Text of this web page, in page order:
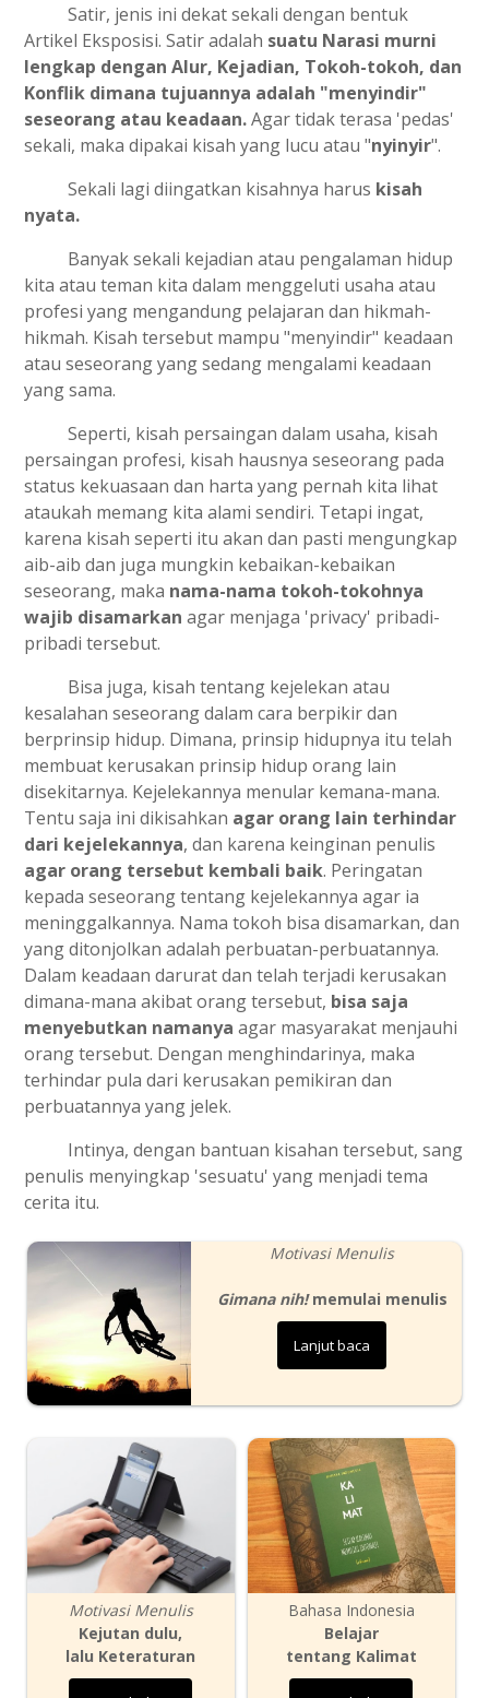
Satir, jenis ini dekat sekali dengan bentuk
Artikel Eksposisi. Satir adalah suatu Narasi murni
lengkap dengan Alur, Kejadian, Tokoh-tokoh, dan
Konflik dimana tujuannya adalah "menyindir"
seseorang atau keadaan.Agar tidak terasa 'pedas'
sekali, maka dipakai kisah yang lucu atau "nyinyir".
Sekali lagi diingatkan kisahnya harus kisah
nyata.
Banyak sekali kejadian atau pengalaman hidup
kita atau teman kita dalam menggeluti usaha atau
profesi yang mengandung pelajaran dan hikmah-
hikmah. Kisah tersebut mampu "menyindir" keadaan
atau seseorang yang sedang mengalami keadaan
yang sama.
Seperti, kisah persaingan dalam usaha, kisah
persaingan profesi, kisah hausnya seseorang pada
status kekuasaan dan harta yang pernah kita lihat
ataukah memang kita alami sendiri. Tetapi ingat,
karena kisah seperti itu akan dan pasti mengungkap
aib-aib dan juga mungkin kebaikan-kebaikan
seseorang, maka nama-nama tokoh-tokohnya
wajib disamarkan agar menjaga 'privacy' pribadi-
pribadi tersebut.
Bisa juga, kisah tentang kejelekan atau
kesalahan seseorang dalam cara berpikir dan
berprinsip hidup. Dimana, prinsip hidupnya itu telah
membuat kerusakan prinsip hidup orang lain
disekitarnya. Kejelekannya menular kemana-mana.
Tentu saja ini dikisahkan agar orang lain terhindar
dari kejelekannya, dan karena keinginan penulis
agar orang tersebut kembali baik. Peringatan
kepada seseorang tentang kejelekannya agar ia
meninggalkannya. Nama tokoh bisa disamarkan, dan
yang ditonjolkan adalah perbuatan-perbuatannya.
Dalam keadaan darurat dan telah terjadi kerusakan
dimana-mana akibat orang tersebut, bisa saja
menyebutkan namanya agar masyarakat menjauhi
orang tersebut. Dengan menghindarinya, maka
terhindar pula dari kerusakan pemikiran dan
perbuatannya yang jelek.
Intinya, dengan bantuan kisahan tersebut, sang
penulis menyingkap 'sesuatu' yang menjadi tema
cerita itu.
Motivasi Menulis
Gimana nih!memulai menulis
Lanjut baca
Motivasi Menulis
Kejutan dulu,
lalu Keteraturan
Bahasa Indonesia
Belajar
tentang Kalimat